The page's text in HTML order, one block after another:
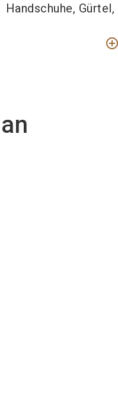
Handschuhe,
add_circle_outline